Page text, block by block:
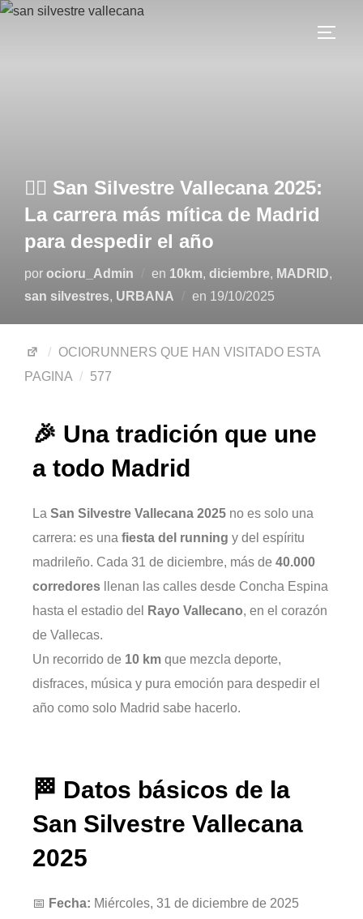
🏃‍♂️ San Silvestre Vallecana 2025:
La carrera más mítica de Madrid
para despedir el año
por ocioru_Admin en 10km, diciembre, MADRID,
san silvestres, URBANA en 19/10/2025
OCIORUNNERS QUE HAN VISITADO ESTA
PAGINA
577
🎉 Una tradición que une
a todo Madrid
La San Silvestre Vallecana 2025 no es solo una
carrera: es una fiesta del running y del espíritu
madrileño. Cada 31 de diciembre, más de 40.000
corredores llenan las calles desde Concha Espina
hasta el estadio del
Rayo Vallecano, en el corazón
de Vallecas.
Un recorrido de 10 km que mezcla deporte,
disfraces, música y pura emoción para despedir el
año como solo Madrid sabe hacerlo.
🏁 Datos básicos de la
San Silvestre Vallecana
2025
📅 Fecha: Miércoles, 31 de diciembre de 2025